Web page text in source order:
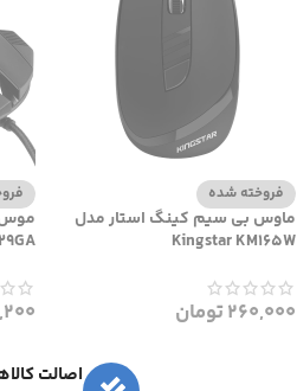
فروخته شده
ماوس بی سیم کینگ استار مدل
Kingstar KM165W
260,000تومان
اصالت